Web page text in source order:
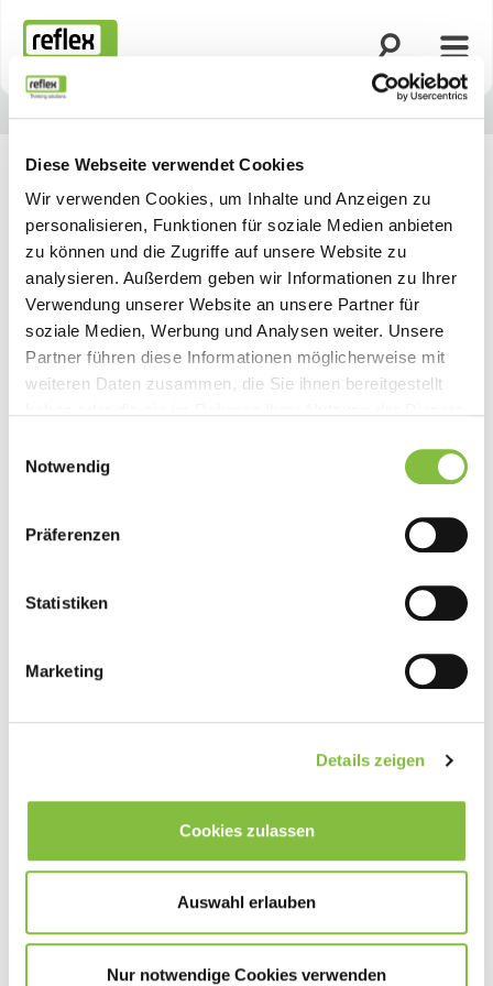
Diese Webseite verwendet Cookies
Wir verwenden Cookies, um Inhalte und Anzeigen zu
personalisieren, Funktionen für soziale Medien anbieten
zu können und die Zugriffe auf unsere Website zu
analysieren. Außerdem geben wir Informationen zu Ihrer
Verwendung unserer Website an unsere Partner für
soziale Medien, Werbung und Analysen weiter. Unsere
Partner führen diese Informationen möglicherweise mit
weiteren Daten zusammen, die Sie ihnen bereitgestellt
Notwendig
Präferenzen
Statistiken
Marketing
Details zeigen
Cookies zulassen
Auswahl erlauben
Nur notwendige Cookies verwenden
Startseite
Suche öffnen